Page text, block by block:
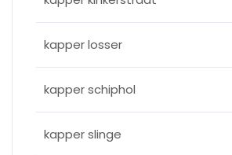
kapper losser
kapper schiphol
kapper slinge